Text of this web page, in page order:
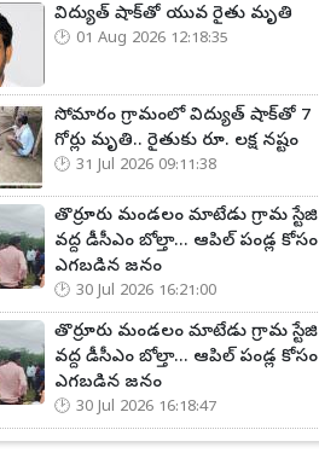
విద్యుత్ షాక్‌తో యువ రైతు మృతి
01 Aug 2026 12:18:35
సోమారం గ్రామంలో విద్యుత్ షాక్‌తో 7
గోర్లు మృతి.. రైతుకు రూ. లక్ష నష్టం
31 Jul 2026 09:11:38
తొర్రూరు మండలం మాటేడు గ్రామ స్టేజి
వద్ద డీసీఎం బోల్తా... ఆపిల్ పండ్ల కోసం
ఎగబడిన జనం
30 Jul 2026 16:21:00
తొర్రూరు మండలం మాటేడు గ్రామ స్టేజి
వద్ద డీసీఎం బోల్తా... ఆపిల్ పండ్ల కోసం
ఎగబడిన జనం
30 Jul 2026 16:18:47